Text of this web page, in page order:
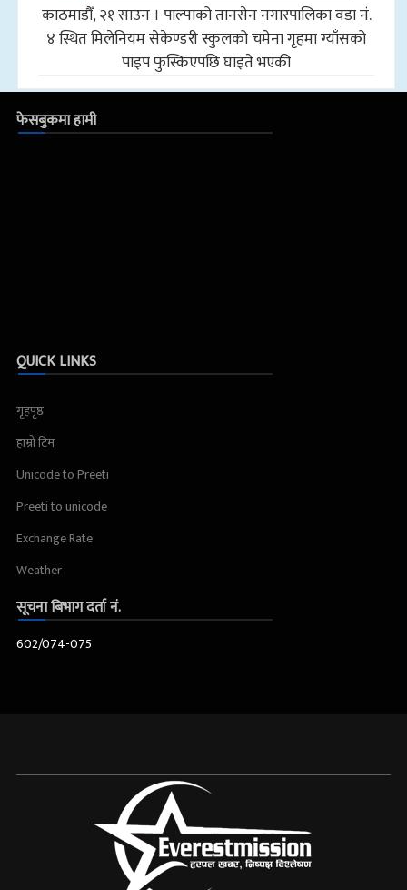
काठमाडौँ, २१ साउन । पाल्पाको तानसेन नगारपालिका वडा नं.
४ स्थित मिलेनियम सेकेण्डरी स्कुलको चमेना गृहमा ग्याँसको
पाइप फुस्किएपछि घाइते भएकी
फेसबुकमा हामी
QUICK LINKS
गृहपृष्ठ
हाम्रो टिम
Unicode to Preeti
Preeti to unicode
Exchange Rate
Weather
सूचना बिभाग दर्ता नं.
602/074-075